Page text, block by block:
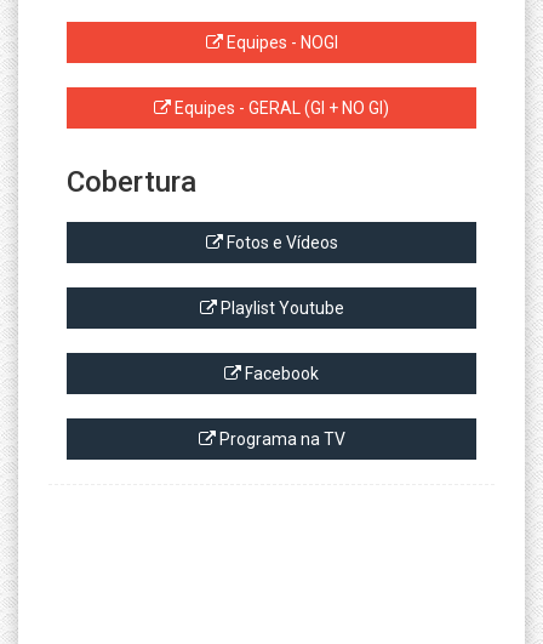
Equipes - NOGI
Equipes - GERAL (GI + NO GI)
Cobertura
Fotos e Vídeos
Playlist Youtube
Facebook
Programa na TV